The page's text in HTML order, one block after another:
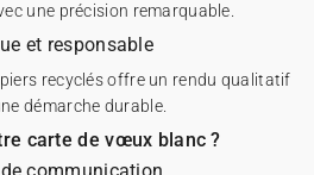
une précision remarquable.
et responsable
recyclés offre un rendu qualitatif
démarche durable.
carte de vœux blanc ?